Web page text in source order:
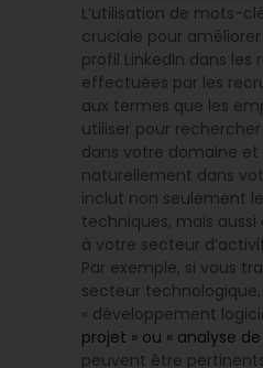
L’utilisation de mots-
cruciale pour
profil LinkedIn dans les
effectuées par les
aux termes que les
utiliser pour
dans votre domaine
naturellement dans
inclut non seulement
techniques, mais
à votre secteur
Par exemple, si vous
secteur
« développement
projet » ou « analyse
peuvent être